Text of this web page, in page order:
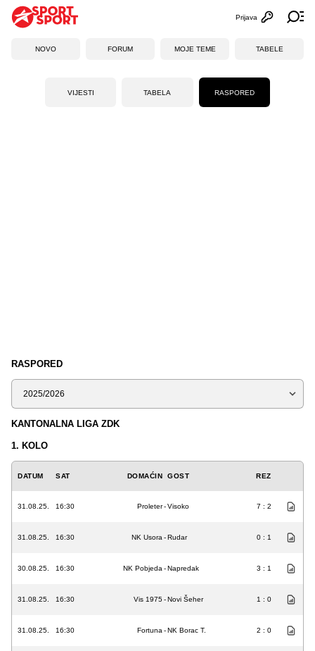
Otvori
Prijava
NOVO FORUM MOJE TEME TABELE
VIJESTI TABELA RASPORED
RASPORED
Sezona
KANTONALNA LIGA ZDK
1. KOLO
DATUM SAT DOMAĆIN GOST REZ
31.08.25. 16:30 Proleter-Visoko 7 : 2
31.08.25. 16:30 NK Usora -Rudar 0 : 1
30.08.25. 16:30 NK Pobjeda -Napredak 3 : 1
31.08.25. 16:30 Vis 1975-Novi Šeher 1 : 0
31.08.25. 16:30 Fortuna -NK Borac T. 2 : 0